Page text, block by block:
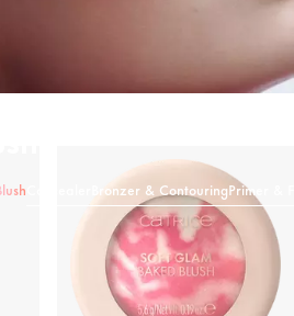
Bronzer & ContouringPrimer &